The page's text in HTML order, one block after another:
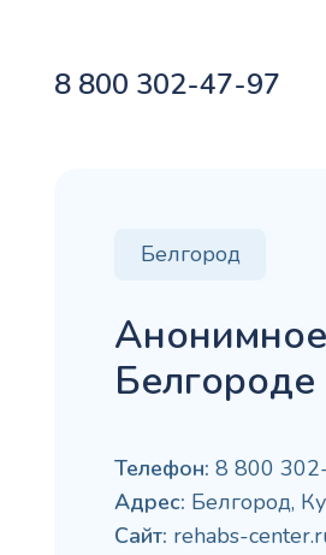
8 800 302-47-97
Белгород
Белгороде
Телефон: 8 800
Адрес: Белгород,
Сайт: rehabs-